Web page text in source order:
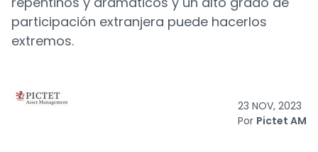
participación extranjera puede hacerlos
extremos.
23 NOV, 2023
Por Pictet AM